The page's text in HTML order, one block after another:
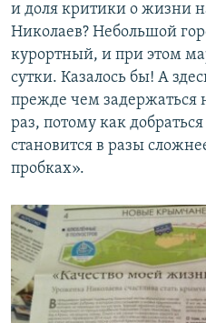
и доля критики о жизни
Николаев? Небольшой
курортный, и при этом
сутки. Казалось бы! А
прежде чем задержаться
раз, потому как
становится в разы
пробках».